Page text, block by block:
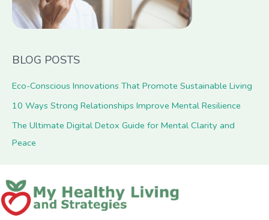
BLOG POSTS
Eco-Conscious Innovations That Promote Sustainable Living
10 Ways Strong Relationships Improve Mental Resilience
The Ultimate Digital Detox Guide for Mental Clarity and
Peace